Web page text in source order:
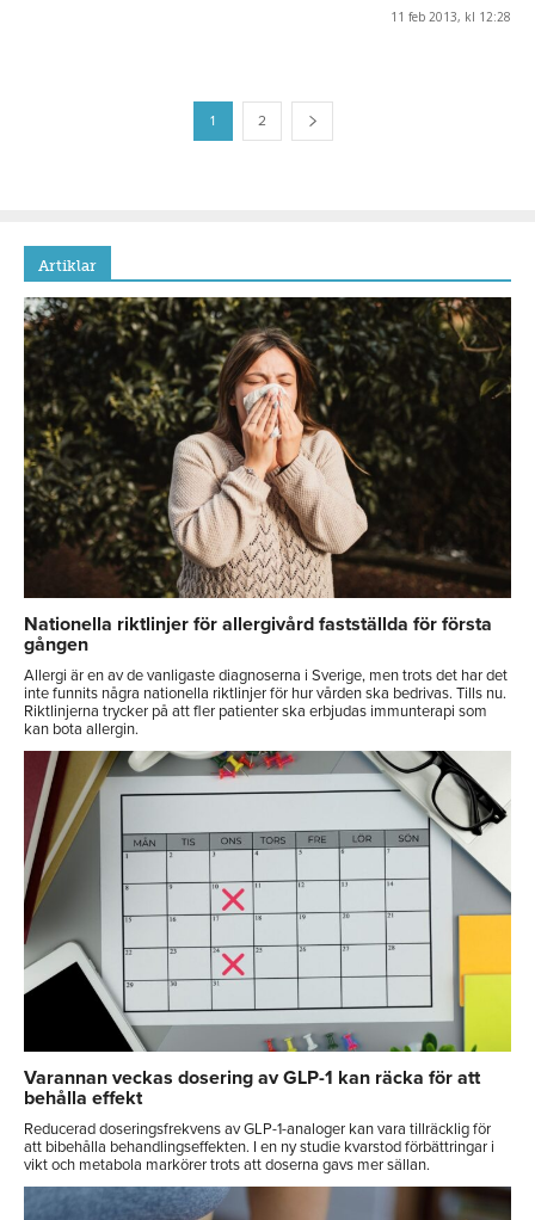
11 feb 2013, kl 12:28
1 2
Artiklar
Nationella riktlinjer för allergivård fastställda för första
gången
Allergi är en av de vanligaste diagnoserna i Sverige, men trots det har det
inte funnits några nationella riktlinjer för hur vården ska bedrivas. Tills nu.
Riktlinjerna trycker på att fler patienter ska erbjudas immunterapi som
kan bota allergin.
Varannan veckas dosering av GLP-1 kan räcka för att
behålla effekt
Reducerad doseringsfrekvens av GLP-1-analoger kan vara tillräcklig för
att bibehålla behandlingseffekten. I en ny studie kvarstod förbättringar i
vikt och metabola markörer trots att doserna gavs mer sällan.